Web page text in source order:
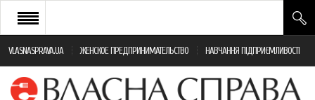
VLASNASPRAVA.UA ЖЕНСКОЕ ПРЕДПРИНИМАТЕЛЬСТВО НАВЧАННЯ ПІДПРИЄМЛИВОСТІ
НОВИНИ РЕСТОРАННОГО БІЗНЕСУ
ЯК ВІДКРИТИ ТА УСПІШНО КЕРУВАТИ